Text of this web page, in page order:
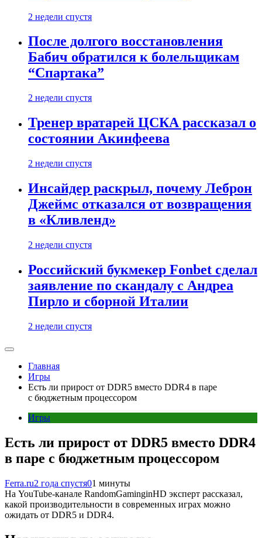
2 недели спустя
После долгого восстановления
Бабич обратился к болельщикам
“Спартака”
2 недели спустя
Тренер вратарей ЦСКА рассказал о
состоянии Акинфеева
2 недели спустя
Инсайдер раскрыл, почему Леброн
Джеймс отказался от возвращения
в «Кливленд»
2 недели спустя
Российский букмекер Fonbet сделал
заявление по скандалу с Андреа
Пирло и сборной Италии
2 недели спустя
Главная
Игры
Есть ли прирост от DDR5 вместо DDR4 в паре
с бюджетным процессором
Игры
Есть ли прирост от DDR5 вместо DDR4
в паре с бюджетным процессором
Ferra.ru2 года спустя01 минуты
На YouTube-канале RandomGaminginHD эксперт рассказал,
какой производительности в современных играх можно
ожидать от DDR5 и DDR4.